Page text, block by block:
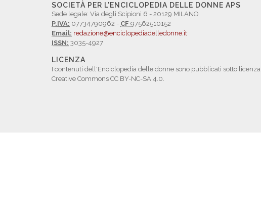
SOCIETÀ PER L'ENCICLOPEDIA DELLE DONNE APS
Sede legale: Via degli Scipioni 6 - 20129 MILANO
P.IVA: 07734790962 - CF 97562510152
Email: redazione@enciclopediadelledonne.it
ISSN: 3035-4927
LICENZA
I contenuti dell'Enciclopedia delle donne sono pubblicati sotto licenza
Creative Commons CC BY-NC-SA 4.0.